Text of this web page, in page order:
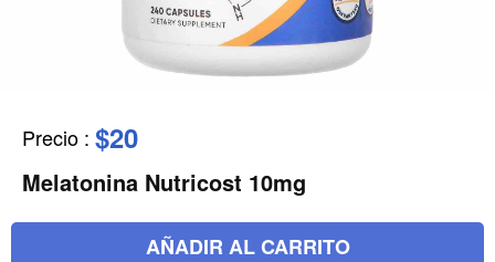
Precio : $20
Melatonina Nutricost 10mg
AÑADIR AL CARRITO